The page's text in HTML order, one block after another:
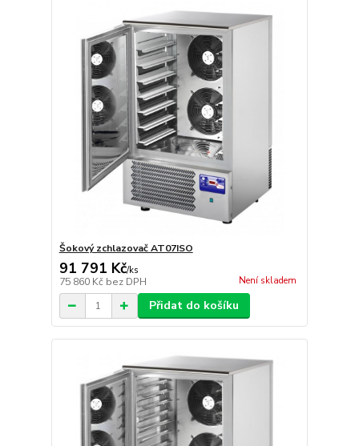
Šokový zchlazovač AT07ISO
91 791 Kč/ks
75 860 Kč bez DPH Není skladem
Přidat do košíku